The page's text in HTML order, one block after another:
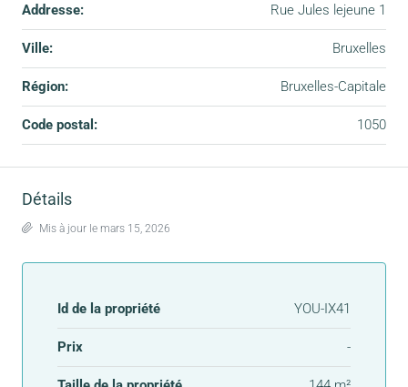
Addresse: Rue Jules lejeune 1
Ville: Bruxelles
Région: Bruxelles-Capitale
Code postal: 1050
Détails
Mis à jour le mars 15, 2026
Id de la propriété YOU-IX41
Prix -